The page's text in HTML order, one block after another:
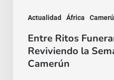
Actualidad África
Entre Ritos
Reviviendo la
Camerún